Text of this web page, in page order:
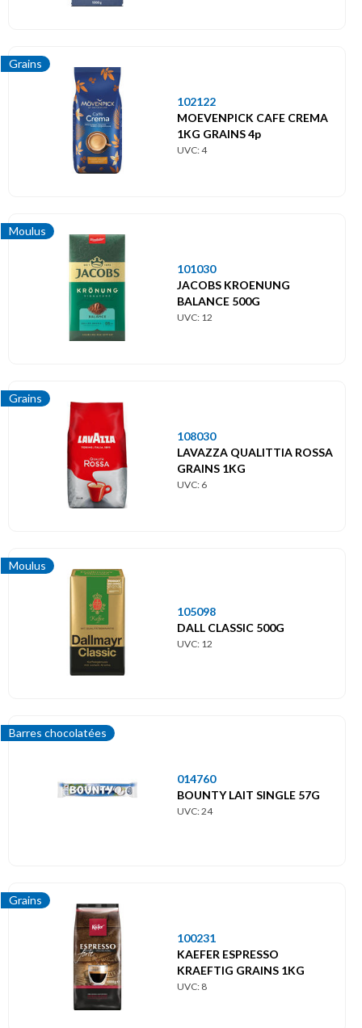
Grains
102122
MOEVENPICK CAFE CREMA
1KG GRAINS 4p
UVC: 4
Moulus
101030
JACOBS KROENUNG
BALANCE 500G
UVC: 12
Grains
108030
LAVAZZA QUALITTIA ROSSA
GRAINS 1KG
UVC: 6
Moulus
105098
DALL CLASSIC 500G
UVC: 12
Barres chocolatées
014760
BOUNTY LAIT SINGLE 57G
UVC: 24
Grains
100231
KAEFER ESPRESSO
KRAEFTIG GRAINS 1KG
UVC: 8